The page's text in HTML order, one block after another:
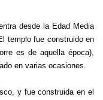
desde la Edad Media
templo fue construido en
es de aquella época),
en varias ocasiones.
y fue construida en el